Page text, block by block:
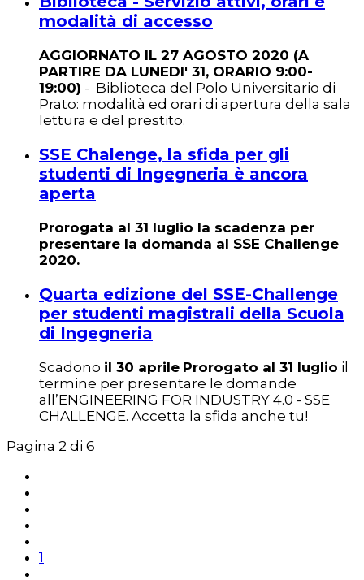
modalità di accesso
AGGIORNATO IL 27 AGOSTO 2020 (A
PARTIRE DA LUNEDI' 31, ORARIO 9:00-
19:00) - Biblioteca del Polo Universitario di
Prato: modalità ed orari di apertura della sala
lettura e del prestito.
SSE Chalenge, la sfida per gli
studenti di Ingegneria è ancora
aperta
Prorogata al 31 luglio la scadenza per
presentare la domanda al SSE Challenge
2020.
Quarta edizione del SSE-Challenge
per studenti magistrali della Scuola
di Ingegneria
Scadono il 30 aprile Prorogato al 31 luglio il
termine per presentare le domande
all’ENGINEERING FOR INDUSTRY 4.0 - SSE
CHALLENGE. Accetta la sfida anche tu!
Pagina 2 di 6
1